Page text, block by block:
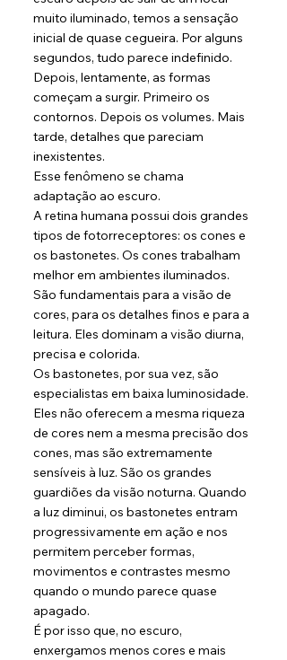
muito iluminado, temos a sensação
inicial de quase cegueira. Por alguns
segundos, tudo parece indefinido.
Depois, lentamente, as formas
começam a surgir. Primeiro os
contornos. Depois os volumes. Mais
tarde, detalhes que pareciam
inexistentes.
Esse fenômeno se chama
adaptação ao escuro.
A retina humana possui dois grandes
tipos de fotorreceptores: os cones e
os bastonetes. Os cones trabalham
melhor em ambientes iluminados.
São fundamentais para a visão de
cores, para os detalhes finos e para a
leitura. Eles dominam a visão diurna,
precisa e colorida.
Os bastonetes, por sua vez, são
especialistas em baixa luminosidade.
Eles não oferecem a mesma riqueza
de cores nem a mesma precisão dos
cones, mas são extremamente
sensíveis à luz. São os grandes
guardiões da visão noturna. Quando
a luz diminui, os bastonetes entram
progressivamente em ação e nos
permitem perceber formas,
movimentos e contrastes mesmo
quando o mundo parece quase
apagado.
É por isso que, no escuro,
enxergamos menos cores e mais